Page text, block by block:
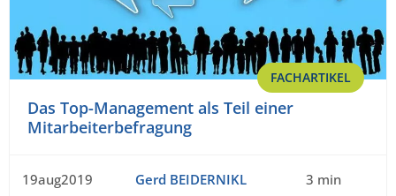
FACHARTIKEL
Das Top-Management als Teil einer
Mitarbeiterbefragung
19aug2019 Gerd BEIDERNIKL 3 min